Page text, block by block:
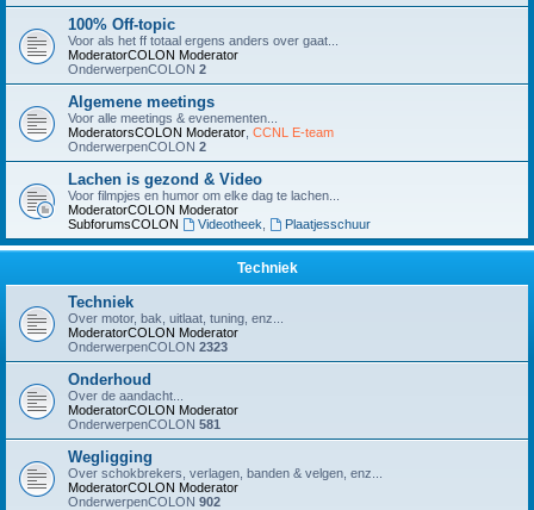
100% Off-topic
Voor als het ff totaal ergens anders over gaat...
ModeratorCOLON Moderator
OnderwerpenCOLON 2
Algemene meetings
Voor alle meetings & evenementen...
ModeratorsCOLON Moderator CCNL E-team
OnderwerpenCOLON 2
Lachen is gezond & Video
Voor filmpjes en humor om elke dag te lachen...
ModeratorCOLON Moderator
SubforumsCOLON
Videotheek Plaatjesschuur
Techniek
Techniek
Over motor, bak, uitlaat, tuning, enz...
ModeratorCOLON Moderator
OnderwerpenCOLON 2323
Onderhoud
Over de aandacht...
ModeratorCOLON Moderator
OnderwerpenCOLON 581
Wegligging
Over schokbrekers, verlagen, banden & velgen, enz...
ModeratorCOLON Moderator
OnderwerpenCOLON 902